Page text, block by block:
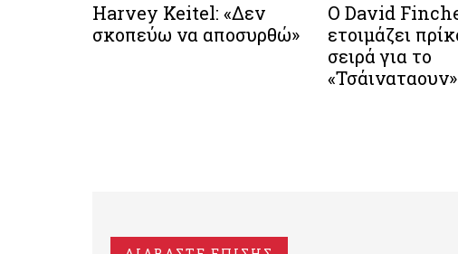
Harvey Keitel: «Δεν
σκοπεύω να αποσυρθώ»
Ο David
ετοιμάζει
σειρά για το
«Τσάιναταουν»